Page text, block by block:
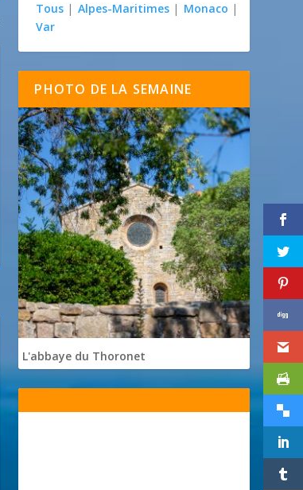
Tous | Alpes-Maritimes | Monaco |
Var
PHOTO DE LA SEMAINE
L'abbaye du Thoronet